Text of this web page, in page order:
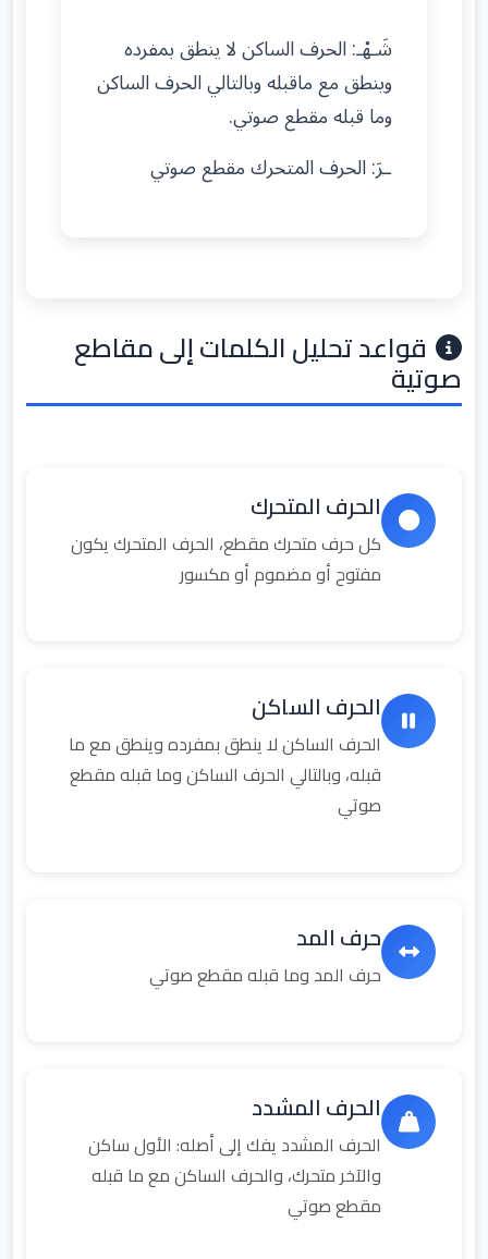
شَـهْـ: الحرف الساكن لا ينطق بمفرده
وينطق مع ماقبله وبالتالي الحرف الساكن
وما قبله مقطع صوتي.
ـرَ: الحرف المتحرك مقطع صوتي
قواعد تحليل الكلمات إلى مقاطع
صوتية
الحرف المتحرك
كل حرف متحرك مقطع، الحرف المتحرك يكون
مفتوح أو مضموم أو مكسور
الحرف الساكن
الحرف الساكن لا ينطق بمفرده وينطق مع ما
قبله، وبالتالي الحرف الساكن وما قبله مقطع
صوتي
حرف المد
حرف المد وما قبله مقطع صوتي
الحرف المشدد
الحرف المشدد يفك إلى أصله: الأول ساكن
والآخر متحرك، والحرف الساكن مع ما قبله
مقطع صوتي